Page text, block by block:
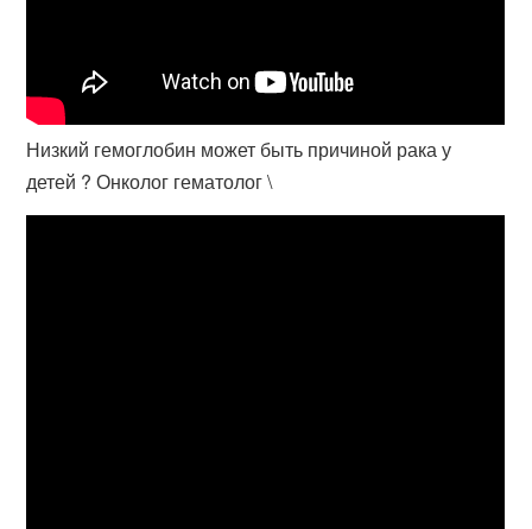
Низкий гемоглобин может быть причиной рака у
детей ? Онколог гематолог \